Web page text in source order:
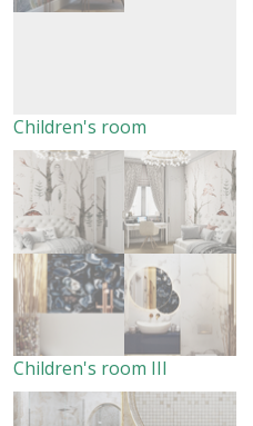
Children's room
Children's room III